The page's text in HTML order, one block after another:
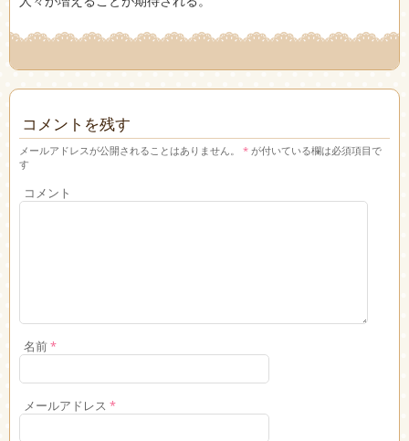
コメントを残す
メールアドレスが公開されることはありません。 * が付いている欄は必須項目で
す
コメント
名前*
メールアドレス *